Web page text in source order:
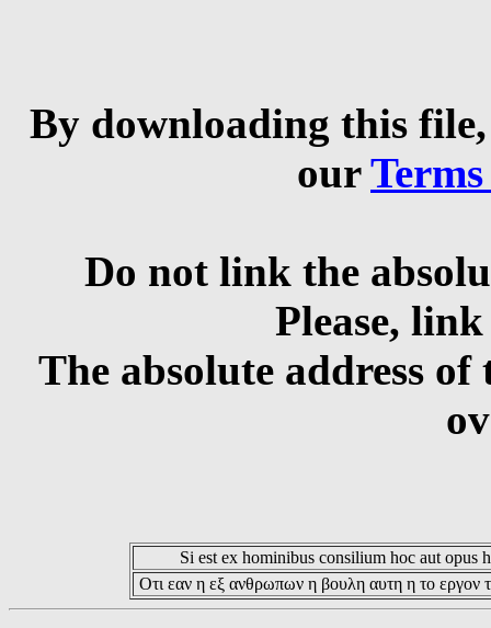
By downloading this
our
Do not link the
Please,
The absolute address
Si est ex hominibus consilium hoc aut opus
Οτι εαν η εξ ανθρωπων η βουλη αυτη η το εργον